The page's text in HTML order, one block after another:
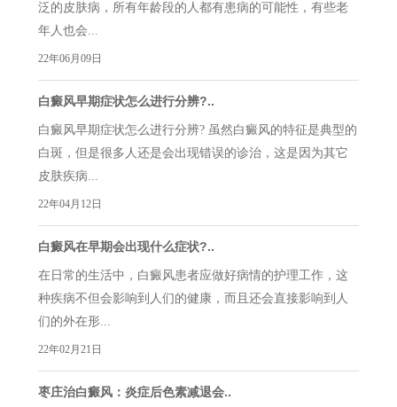
泛的皮肤病，所有年龄段的人都有患病的可能性，有些老
年人也会...
22年06月09日
白癜风早期症状怎么进行分辨?..
白癜风早期症状怎么进行分辨? 虽然白癜风的特征是典型的
白斑，但是很多人还是会出现错误的诊治，这是因为其它
皮肤疾病...
22年04月12日
白癜风在早期会出现什么症状?..
在日常的生活中，白癜风患者应做好病情的护理工作，这
种疾病不但会影响到人们的健康，而且还会直接影响到人
们的外在形...
22年02月21日
枣庄治白癜风：炎症后色素减退会..